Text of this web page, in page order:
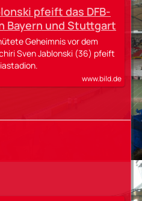
pfeift das DFB-
Bayern und Stuttgart
Geheimnis vor dem
Sven Jablonski (36) pfeift
www.bild.de